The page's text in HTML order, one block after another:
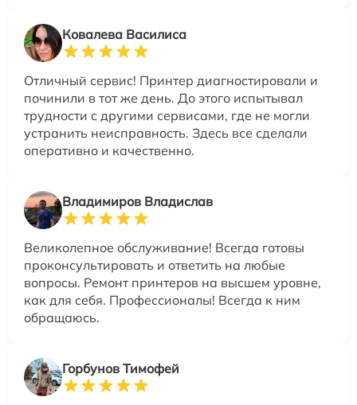
Ковалева Василиса
Отличный сервис! Принтер диагностировали и
починили в тот же день. До этого испытывал
трудности с другими сервисами, где не могли
устранить неисправность. Здесь все сделали
оперативно и качественно.
Владимиров Владислав
Великолепное обслуживание! Всегда готовы
проконсультировать и ответить на любые
вопросы. Ремонт принтеров на высшем уровне,
как для себя. Профессионалы! Всегда к ним
обращаюсь.
Горбунов Тимофей